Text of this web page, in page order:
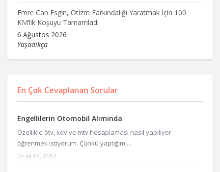
Emre Can Esgin, Otizm Farkındalığı Yaratmak İçin 100
KM’lik Koşuyu Tamamladı
6 Ağustos 2026
Yaşadıkça
En Çok Cevaplanan Sorular
Engellilerin Otomobil Alımında
Özellikle ötv, kdv ve mtv hesaplaması nasıl yapılıyor
öğrenmek istiyorum. Çünkü yaptığım ...
Ocak 15, 2012